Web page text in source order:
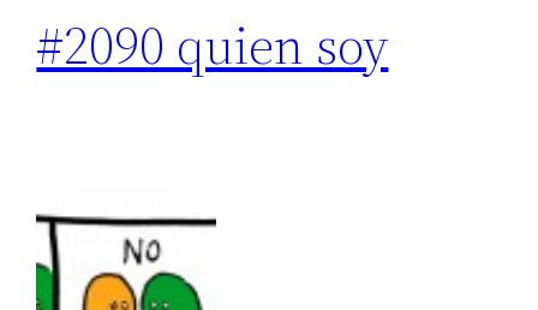
#2090 quien soy